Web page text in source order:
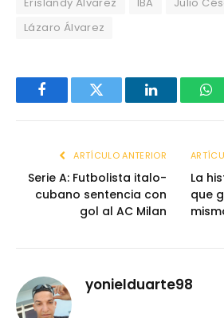
Lázaro Álvarez
FacebookTwitter LinkedIn
ARTÍCULO ANTERIOR
Serie A: Futbolista italo-
cubano sentencia con
gol al AC Milan
La
que
yonielduarte98